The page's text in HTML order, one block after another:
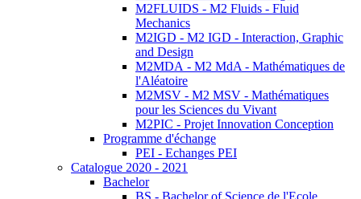
M2FLUIDS - M2 Fluids - Fluid
Mechanics
M2IGD - M2 IGD - Interaction, Graphic
and Design
M2MDA - M2 MdA - Mathématiques de
l'Aléatoire
M2MSV - M2 MSV - Mathématiques
pour les Sciences du Vivant
M2PIC - Projet Innovation Conception
Programme d'échange
PEI - Echanges PEI
Catalogue 2020 - 2021
Bachelor
BS - Bachelor of Science de l'Ecole